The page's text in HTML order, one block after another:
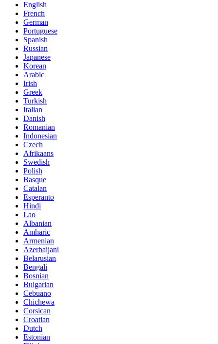
English
French
German
Portuguese
Spanish
Russian
Japanese
Korean
Arabic
Irish
Greek
Turkish
Italian
Danish
Romanian
Indonesian
Czech
Afrikaans
Swedish
Polish
Basque
Catalan
Esperanto
Hindi
Lao
Albanian
Amharic
Armenian
Azerbaijani
Belarusian
Bengali
Bosnian
Bulgarian
Cebuano
Chichewa
Corsican
Croatian
Dutch
Estonian